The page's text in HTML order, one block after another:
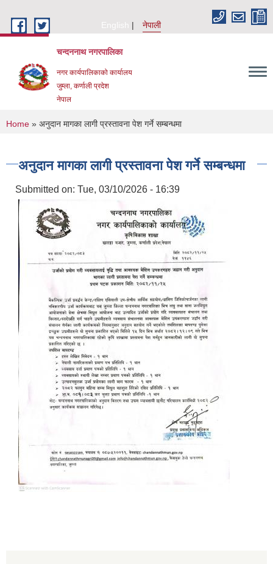
English
नेपाली
चन्दननाथ नगरपालिका
नगर कार्यपालिकाको कार्यालय
जुम्ला, कर्णाली प्रदेश
नेपाल
You are here
Home » अनुदान मागका लागी प्रस्तावना पेश गर्ने सम्बन्धमा
अनुदान मागका लागी प्रस्तावना पेश गर्ने सम्बन्धमा
Submitted on: Tue, 03/10/2026 - 16:39